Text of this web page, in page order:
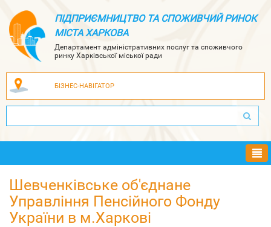
ПІДПРИЄМНИЦТВО ТА СПОЖИВЧИЙ РИНОК
МІСТА ХАРКОВА
Департамент адміністративних послуг та споживчого
ринку Харківської міської ради
БІЗНЕС-НАВІГАТОР
Шевченківське об'єднане
Управління Пенсійного Фонду
України в м.Харкові